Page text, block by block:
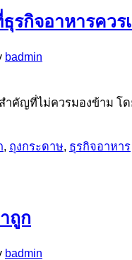
รกิจอาหารควร
badmin
คัญที่ไม่ควรมองข้าม โด
ถุงกระดาษ ธุรกิจอาหาร
ถูก
badmin